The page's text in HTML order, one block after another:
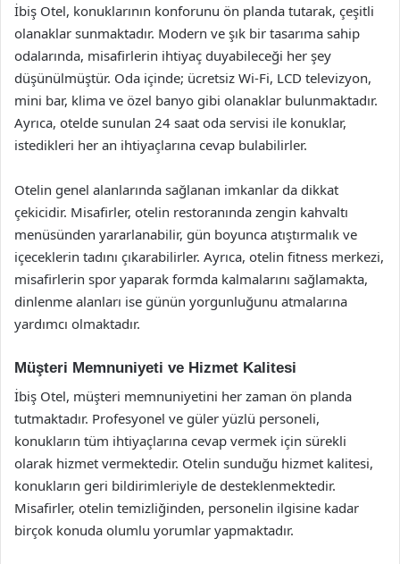
İbiş Otel, konuklarının konforunu ön planda tutarak, çeşitli
olanaklar sunmaktadır. Modern ve şık bir tasarıma sahip
odalarında, misafirlerin ihtiyaç duyabileceği her şey
düşünülmüştür. Oda içinde; ücretsiz Wi-Fi, LCD televizyon,
mini bar, klima ve özel banyo gibi olanaklar bulunmaktadır.
Ayrıca, otelde sunulan 24 saat oda servisi ile konuklar,
istedikleri her an ihtiyaçlarına cevap bulabilirler.
Otelin genel alanlarında sağlanan imkanlar da dikkat
çekicidir. Misafirler, otelin restoranında zengin kahvaltı
menüsünden yararlanabilir, gün boyunca atıştırmalık ve
içeceklerin tadını çıkarabilirler. Ayrıca, otelin fitness merkezi,
misafirlerin spor yaparak formda kalmalarını sağlamakta,
dinlenme alanları ise günün yorgunluğunu atmalarına
yardımcı olmaktadır.
Müşteri Memnuniyeti ve Hizmet Kalitesi
İbiş Otel, müşteri memnuniyetini her zaman ön planda
tutmaktadır. Profesyonel ve güler yüzlü personeli,
konukların tüm ihtiyaçlarına cevap vermek için sürekli
olarak hizmet vermektedir. Otelin sunduğu hizmet kalitesi,
konukların geri bildirimleriyle de desteklenmektedir.
Misafirler, otelin temizliğinden, personelin ilgisine kadar
birçok konuda olumlu yorumlar yapmaktadır.